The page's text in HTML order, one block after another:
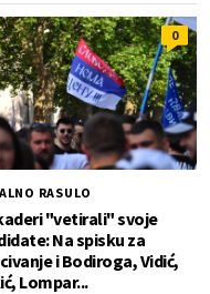
0
RASULO
"vetirali" svoje
Na spisku za
i Bodiroga, Vidić,
Lompar...